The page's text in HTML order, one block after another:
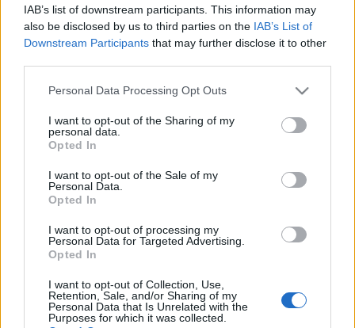
IAB’s list of downstream participants. This information may
also be disclosed by us to third parties on the IAB’s List of
Downstream Participants that may further disclose it to other
Please note that this website/app uses one or more Google
not limited to your visit or usage behaviour. You may click to
grant or deny consent to Google and its third-party tags to
use your data for below specified purposes in below Google
consent section.
Personal Data Processing Opt Outs
I want to opt-out of the Sharing of my
personal data.
Opted In
I want to opt-out of the Sale of my
Personal Data.
Opted In
I want to opt-out of processing my
Personal Data for Targeted Advertising.
Opted In
I want to opt-out of Collection, Use,
Retention, Sale, and/or Sharing of my
Personal Data that Is Unrelated with the
Purposes for which it was collected.
Bejrút, Libanon: az első ízek
képekben
világevő•2010. október 02.
máris egyértelműen kiderült, hogy méltán tartják
rengeten a libanoni konyhát a térség
csúcsának. Fantasztikus frissesség, izgalmas
fűszerek jellemzik, akár étteremben, akár büfében,
Megkezdődik a a térkép végigevése
világevő•2010. szeptember 30.